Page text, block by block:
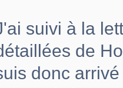
suivi à la
de
donc